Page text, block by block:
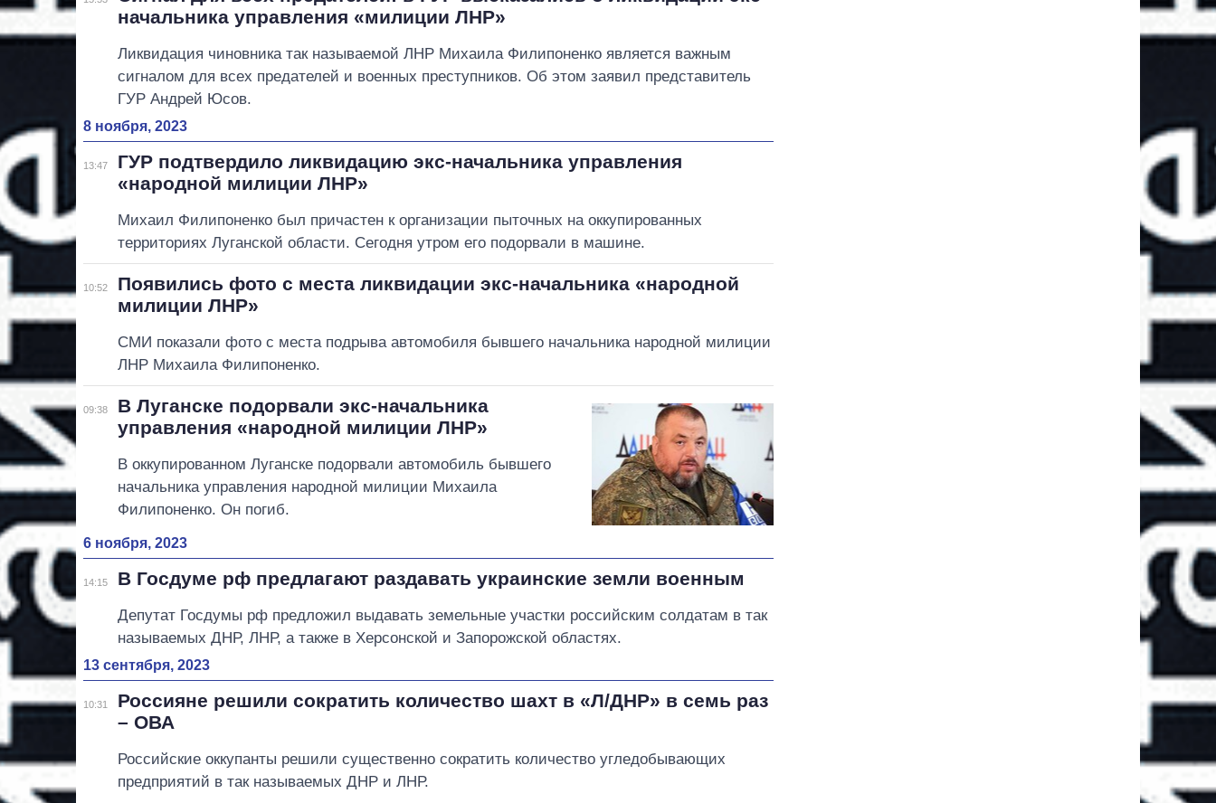
начальника управления «милиции ЛНР»
Ликвидация чиновника так называемой ЛНР Михаила Филипоненко является важным
сигналом для всех предателей и военных преступников. Об этом заявил представитель
ГУР Андрей Юсов.
8 ноября, 2023
13:47
ГУР подтвердило ликвидацию экс-начальника управления
«народной милиции ЛНР»
Михаил Филипоненко был причастен к организации пыточных на оккупированных
территориях Луганской области. Сегодня утром его подорвали в машине.
10:52
Появились фото с места ликвидации экс-начальника «народной
милиции ЛНР»
СМИ показали фото с места подрыва автомобиля бывшего начальника народной милиции
ЛНР Михаила Филипоненко.
09:38
В Луганске подорвали экс-начальника
управления «народной милиции ЛНР»
В оккупированном Луганске подорвали автомобиль бывшего
начальника управления народной милиции Михаила
Филипоненко. Он погиб.
6 ноября, 2023
14:15 В Госдуме рф предлагают раздавать украинские земли военным
Депутат Госдумы рф предложил выдавать земельные участки российским солдатам в так
называемых ДНР, ЛНР, а также в Херсонской и Запорожской областях.
13 сентября, 2023
10:31
Россияне решили сократить количество шахт в «Л/ДНР» в семь раз
– ОВА
Российские оккупанты решили существенно сократить количество угледобывающих
предприятий в так называемых ДНР и ЛНР.